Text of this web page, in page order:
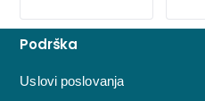
Podrška
Uslovi poslovanja